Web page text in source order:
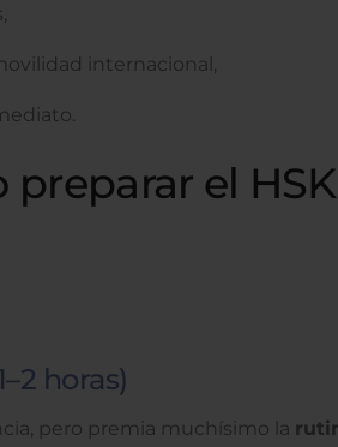
internacional,
el
horas)
pero premia muchísimo la